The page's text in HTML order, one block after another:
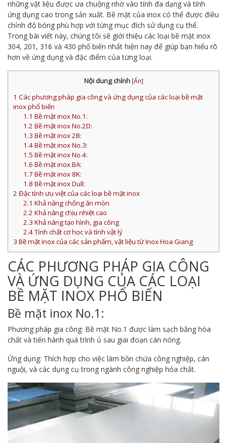
những vật liệu được ưa chuộng nhờ vào tính đa dạng và tính
ứng dụng cao trong sản xuất. Bề mặt của inox có thể được điều
chỉnh độ bóng phù hợp với từng mục đích sử dụng cụ thể.
Trong bài viết này, chúng tôi sẽ giới thiệu các loại bề mặt inox
304, 201, 316 và 430 phổ biến nhất hiện nay để giúp bạn hiểu rõ
hơn về ứng dụng và đặc điểm của từng loại.
Nội dung chính [Ẩn]
1 Các phương pháp gia công và ứng dụng của các loại bề mặt
inox phổ biến
1.1 Bề mặt inox No.1:
1.2 Bề mặt inox No.2D:
1.3 Bề mặt inox 2B:
1.4Bề mặt inox No.3:
1.5 Bề mặt inox No.4:
1.6 Bề mặt inox BA:
1.7 Bề mặt inox 8K:
1.8 Bề mặt inox Dull:
2 Đặc tính ưu việt của các loại bề mặt inox
2.1 Khả năng chống ăn mòn
2.2 Khả năng chịu nhiệt cao
2.3 Khả năng tạo hình, gia công
2.4Tính chất cơ học và tính vật lý
3 Bề mặt inox của các sản phẩm, vật liệu từ Inox Hoa Giang
CÁC PHƯƠNG PHÁP GIA CÔNG
VÀ ỨNG DỤNG CỦA CÁC LOẠI
BỀ MẶT INOX PHỔ BIẾN
Bề mặt inox No.1:
Phương pháp gia công: Bề mặt No.1 được làm sạch bằng hóa
chất và tiến hành quá trình ủ sau giai đoạn cán nóng.
Ứng dụng: Thích hợp cho việc làm bồn chứa công nghiệp, cán
nguội, và các dụng cụ trong ngành công nghiệp hóa chất.